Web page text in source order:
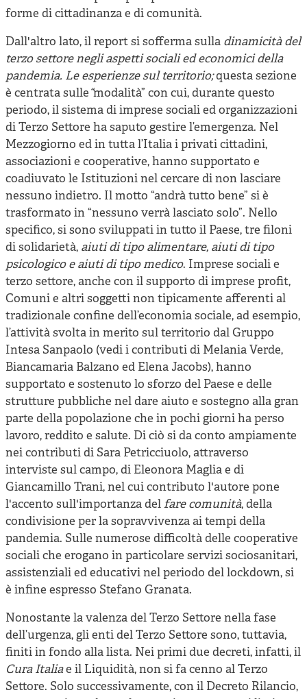
forme di cittadinanza e di comunità.
Dall'altro lato, il report si sofferma sulla dinamicità del
terzo settore negli aspetti sociali ed economici della
pandemia. Le esperienze sul territorio;questa sezione
è centrata sulle“modalità” con cui, durante questo
periodo, il sistema di imprese sociali ed organizzazioni
di Terzo Settore ha saputo gestire l’emergenza. Nel
Mezzogiorno ed in tutta l’Italia i privati cittadini,
associazioni e cooperative, hanno supportato e
coadiuvato le Istituzioni nel cercare di non lasciare
nessuno indietro. Il motto “andrà tutto bene” si è
trasformato in “nessuno verrà lasciato solo”. Nello
specifico, si sono sviluppati in tutto il Paese, tre filoni
di solidarietà, aiuti di tipo alimentare, aiuti di tipo
psicologico e aiuti di tipo medico. Imprese sociali e
terzo settore, anche con il supporto di imprese profit,
Comuni e altri soggetti non tipicamente afferenti al
tradizionale confine dell’economia sociale, ad esempio,
l’attività svolta in merito sul territorio dal Gruppo
Intesa Sanpaolo (vedi i contributi di Melania Verde,
Biancamaria Balzano ed Elena Jacobs), hanno
supportato e sostenuto lo sforzo del Paese e delle
strutture pubbliche nel dare aiuto e sostegno alla gran
parte della popolazione che in pochi giorni ha perso
lavoro, reddito e salute. Di ciò si da conto ampiamente
nei contributi di Sara Petricciuolo, attraverso
interviste sul campo, di Eleonora Maglia e di
Giancamillo Trani, nel cui contributo l'autore pone
l'accento sull'importanza delfare comunità, della
condivisione per la sopravvivenza ai tempi della
pandemia. Sulle numerose difficoltà delle cooperative
sociali che erogano in particolare servizi sociosanitari,
assistenziali ed educativi nel periodo del lockdown, si
è infine espresso Stefano Granata.
Nonostante la valenza del Terzo Settore nella fase
dell’urgenza, gli enti del Terzo Settore sono, tuttavia,
finiti in fondo alla lista. Nei primi due decreti, infatti, il
Cura Italiae il Liquidità, non si fa cenno al Terzo
Settore. Solo successivamente, con il Decreto Rilancio,